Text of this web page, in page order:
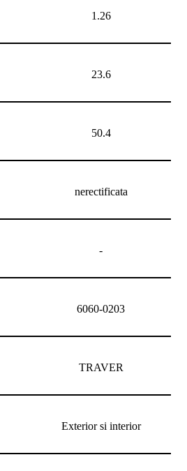
1.26
23.6
50.4
nerectificata
-
6060-0203
TRAVER
Exterior si interior